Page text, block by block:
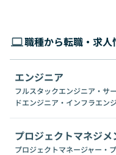
職種から転職・求人
エンジニア
フルスタックエンジニア・サ
ドエンジニア・インフラエン
プロジェクトマネジメ
プロジェクトマネージャー・